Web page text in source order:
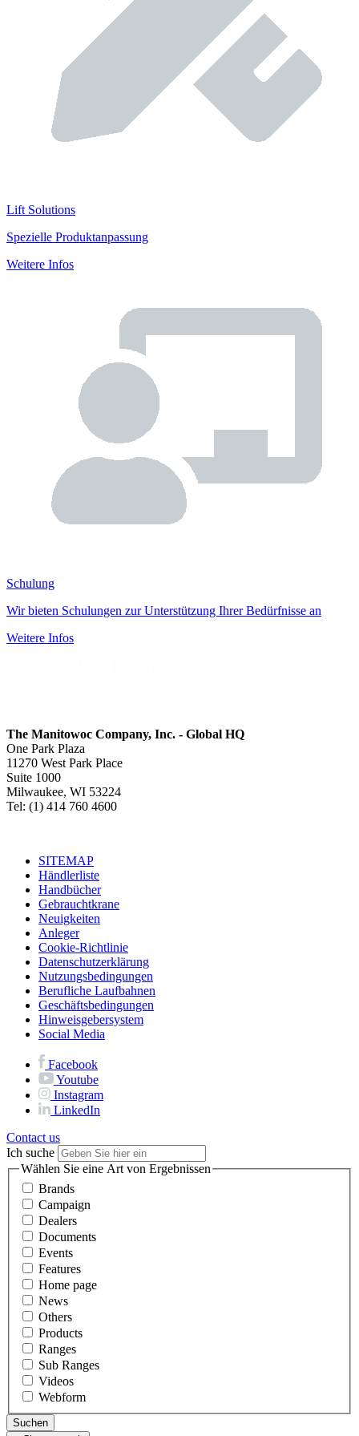
Lift Solutions
Spezielle Produktanpassung
Weitere Infos
Schulung
Wir bieten Schulungen zur Unterstützung Ihrer Bedürfnisse an
Weitere Infos
The Manitowoc Company, Inc. - Global HQ
One Park Plaza
11270 West Park Place
Suite 1000
Milwaukee, WI 53224
Tel: (1) 414 760 4600
SITEMAP
Händlerliste
Handbücher
Gebrauchtkrane
Neuigkeiten
Anleger
Cookie-Richtlinie
Datenschutzerklärung
Nutzungsbedingungen
Berufliche Laufbahnen
Geschäftsbedingungen
Hinweisgebersystem
Social Media
Facebook
Youtube
Instagram
LinkedIn
Contact us
Ich suche
Wählen Sie eine Art von Ergebnissen
Brands
Campaign
Dealers
Documents
Events
Features
Home page
News
Others
Products
Ranges
Sub Ranges
Videos
Webform